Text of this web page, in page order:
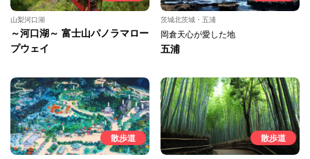
山梨河口湖
～河口湖～ 富士山パノラマロー
プウェイ
茨城北茨城・五浦
岡倉天心が愛した地
五浦
散歩道 散歩道